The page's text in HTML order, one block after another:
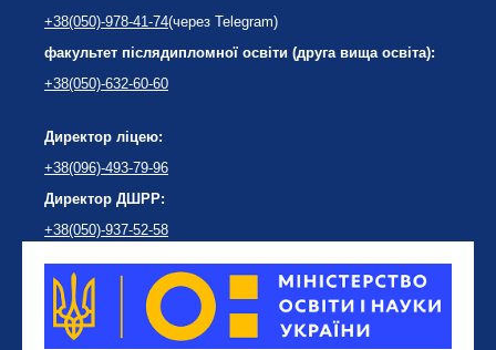
+38(050)-978-41-74(через Telegram)
факультет післядипломної освіти (друга вища освіта):
+38(050)-632-60-60
Директор ліцею:
+38(096)-493-79-96
Директор ДШРР:
+38(050)-937-52-58